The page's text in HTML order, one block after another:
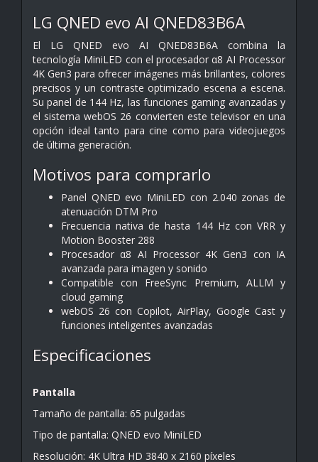
LG QNED evo AI QNED83B6A
El LG QNED evo AI QNED83B6A combina la
tecnología MiniLED con el procesador α8 AI Processor
4K Gen3 para ofrecer imágenes más brillantes, colores
precisos y un contraste optimizado escena a escena.
Su panel de 144 Hz, las funciones gaming avanzadas y
el sistema webOS 26 convierten este televisor en una
opción ideal tanto para cine como para videojuegos
de última generación.
Motivos para comprarlo
Panel QNED evo MiniLED con 2.040 zonas de
atenuación DTM Pro
Frecuencia nativa de hasta 144 Hz con VRR y
Motion Booster 288
Procesador α8 AI Processor 4K Gen3 con IA
avanzada para imagen y sonido
Compatible con FreeSync Premium, ALLM y
cloud gaming
webOS 26 con Copilot, AirPlay, Google Cast y
funciones inteligentes avanzadas
Especificaciones
Pantalla
Tamaño de pantalla: 65 pulgadas
Tipo de pantalla: QNED evo MiniLED
Resolución: 4K Ultra HD 3840 x 2160 píxeles